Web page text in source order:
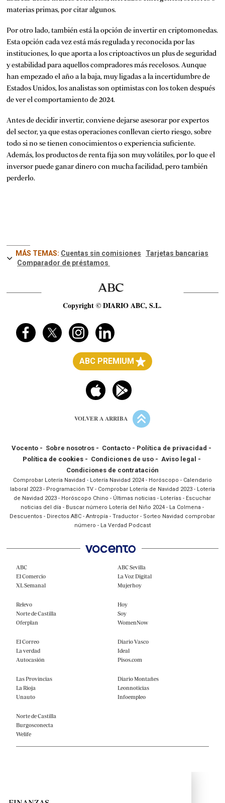
materias primas, por citar algunos.
Por otro lado, también está la opción de invertir en criptomonedas.
Esta opción cada vez está más regulada y reconocida por las
instituciones, lo que aporta a los criptoactivos un plus de seguridad
y estabilidad para aquellos compradores más recelosos. Aunque
han empezado el año a la baja, muy ligadas a la incertidumbre de
Estados Unidos, los analistas son optimistas con los token después
de ver el comportamiento de 2024.
Antes de decidir invertir, conviene dejarse asesorar por expertos
del sector, ya que estas operaciones conllevan cierto riesgo, sobre
todo si no se tienen conocimientos o experiencia suficiente.
Además, los productos de renta fija son muy volátiles, por lo que el
inversor puede ganar dinero con mucha facilidad, pero también
perderlo.
MÁS TEMAS: Cuentas sin comisiones
Tarjetas bancarias
Comparador de préstamos
Copyright © DIARIO ABC, S.L.
ABC PREMIUM
VOLVER A ARRIBA
Vocento - Sobre nosotros - Contacto - Política de privacidad -
Política de cookies - Condiciones de uso- Aviso legal -
Condiciones de contratación
Comprobar Lotería Navidad - Lotería Navidad 2024- Horóscopo - Calendario
laboral 2023- Programación TV- Comprobar Lotería de Navidad 2023- Lotería
de Navidad 2023 - Horóscopo Chino - Últimas noticias - Loterías - Escuchar
noticias del día - Buscar número Lotería del Niño 2024 - La Colmena -
Descuentos - Directos ABC -Antropía -Traductor - Sorteo Navidad comprobar
número - La Verdad Podcast
ABC
El Comercio
XL Semanal
ABC Sevilla
La Voz Digital
Mujerhoy
Relevo
Norte de Castilla
Oferplan
Hoy
Soy
WomenNow
El Correo
La verdad
Autocasión
Diario Vasco
Ideal
Pisos.com
Las Provincias
La Rioja
Unauto
Diario Montañes
Leonnoticias
Infoempleo
Norte de Castilla
Burgosconecta
Welife